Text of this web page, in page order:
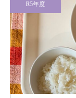
R5年度